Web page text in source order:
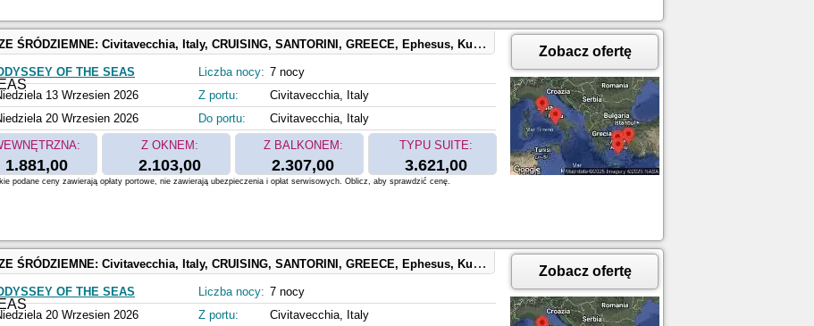
ŚRÓDZIEMNE: Civitavecchia, Italy, CRUISING, SANTORINI, GREECE, Ephesus, Kusadasi, Turkey, MYKONOS, GREECE, Naples, Capri, Italy
OF THE SEAS
13 Wrzesien 2026
20 Wrzesien 2026
Liczba nocy: 7 nocy
Z portu:
Civitavecchia, Italy
Do portu:
Civitavecchia, Italy
1.881,00
Z OKNEM:
2.103,00
Z BALKONEM:
2.307,00
TYPU SUITE:
3.621,00
Zobacz ofertę
podane ceny zawierają opłaty portowe, nie zawierają ubezpieczenia i opłat serwisowych. Oblicz, aby sprawdzić cenę.
ŚRÓDZIEMNE: Civitavecchia, Italy, CRUISING, SANTORINI, GREECE, Ephesus, Kusadasi, Turkey, MYKONOS, GREECE, Naples, Capri, Italy
OF THE SEAS
20 Wrzesien 2026
Liczba nocy: 7 nocy
Z portu:
Civitavecchia, Italy
Zobacz ofertę